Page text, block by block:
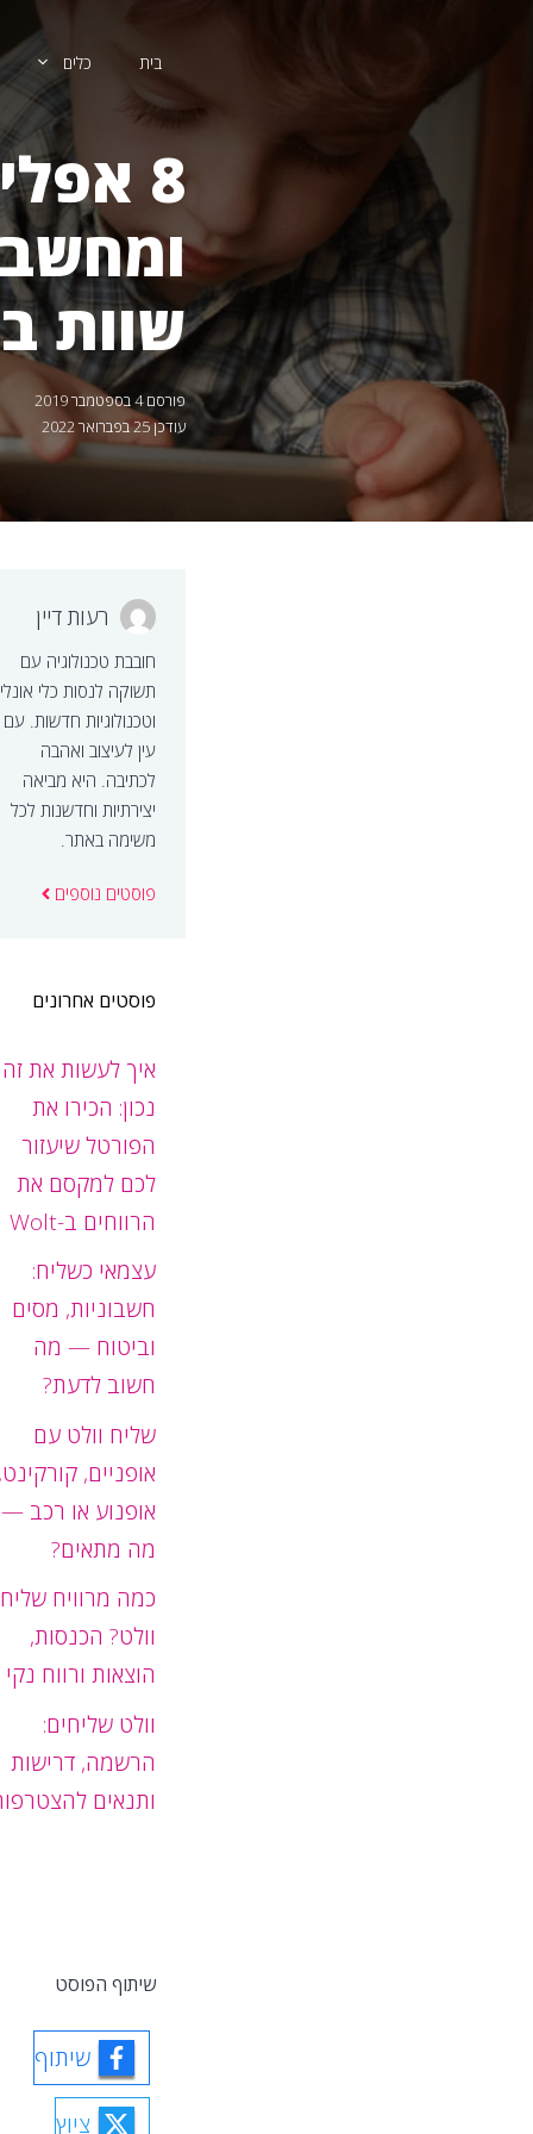
בית כלים
8
שוות
פורסם4 בספטמבר 2019
עודכן25 בפברואר 2022
רעות דיין
חובבת טכנולוגיה עם
תשוקה לנסות כלי
וטכנולוגיות חדשות. עם
עין לעיצוב ואהבה
לכתיבה. היא מביאה
יצירתיות וחדשנות לכל
משימה באתר.
פוסטים נוספים
פוסטים אחרונים
איך לעשות את זה
נכון: הכירו את
הפורטל שיעזור
לכם למקסם את
הרווחים ב-Wolt
עצמאי כשליח:
חשבוניות, מסים
וביטוח — מה
חשוב לדעת?
שליח וולט עם
אופניים, קורקינט,
אופנוע או רכב —
מה מתאים?
כמה מרוויח שליח
וולט? הכנסות,
הוצאות ורווח נקי
וולט שליחים:
הרשמה, דרישות
ותנאים
שיתוף הפוסט
שיתוף
ציוץ